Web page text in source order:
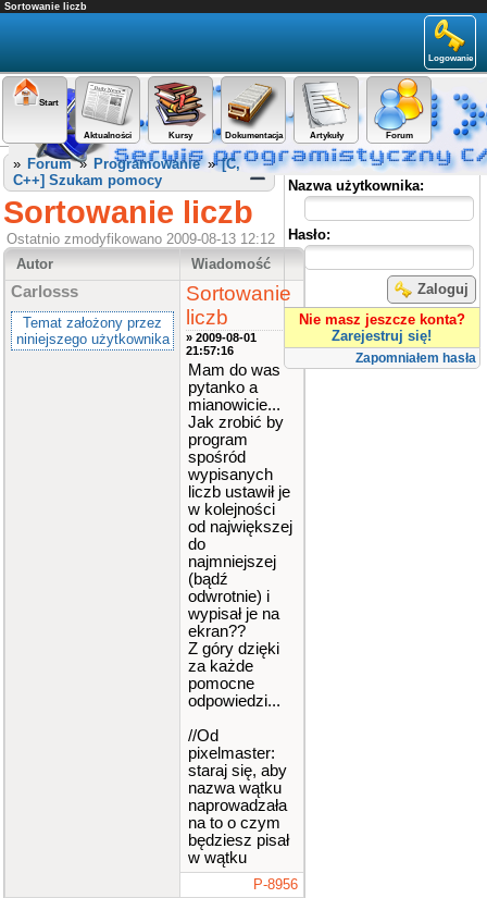
Sortowanie liczb
Logowanie
Start
Aktualności Kursy Dokumentacja Artykuły Forum
Panel użytkownika
Nazwa użytkownika:
Hasło:
Zaloguj
Nie masz jeszcze konta?
Zarejestruj się!
Zapomniałem hasła
» Forum» Programowanie»[C,
C++] Szukam pomocy
Sortowanie liczb
Ostatnio zmodyfikowano 2009-08-13 12:12
Autor
Wiadomość
Carlosss
Temat założony przez
niniejszego użytkownika
Sortowanie
liczb
» 2009-08-01
21:57:16
Mam do was
pytanko a
mianowicie...
Jak zrobić by
program
spośród
wypisanych
liczb ustawił je
w kolejności
od największej
do
najmniejszej
(bądź
odwrotnie) i
wypisał je na
ekran??
Z góry dzięki
za każde
pomocne
odpowiedzi...
//Od
pixelmaster:
staraj się, aby
nazwa wątku
naprowadzała
na to o czym
będziesz pisał
w wątku
P-8956